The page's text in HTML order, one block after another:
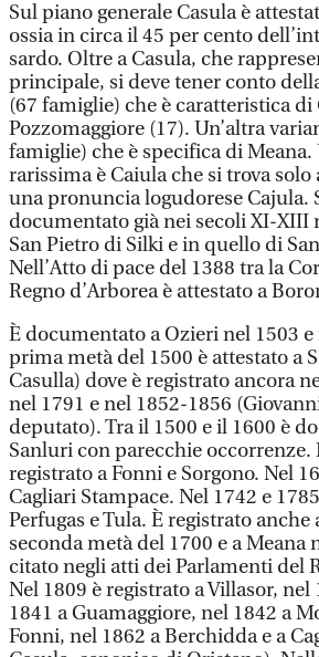
Sul piano generale Casula è
ossia in circa il 45 per cento
sardo. Oltre a Casula, che
principale, si deve tener conto
(67 famiglie) che è caratteristica di
Pozzomaggiore (17). Un’altra
famiglie) che è specifica di Meana.
rarissima è Caiula che si trova solo
una pronuncia logudorese Cajula.
documentato già nei secoli XI-XIII
San Pietro di Silki e in quello di
Nell’Atto di pace del 1388 tra la
Regno d’Arborea è attestato a
È documentato a Ozieri nel 1503
prima metà del 1500 è attestato a
Casulla) dove è registrato ancora
nel 1791 e nel 1852-1856
deputato). Tra il 1500 e il 1600 è
Sanluri con parecchie occorrenze.
registrato a Fonni e Sorgono. Nel
Cagliari Stampace. Nel 1742 e
Perfugas e Tula. È registrato anche
seconda metà del 1700 e a Meana
citato negli atti dei Parlamenti del
Nel 1809 è registrato a Villasor,
1841 a Guamaggiore, nel 1842 a
Fonni, nel 1862 a Berchidda e a